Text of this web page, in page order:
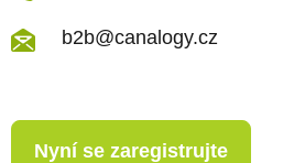
b2b@canalogy.cz
Nyní se zaregistrujte